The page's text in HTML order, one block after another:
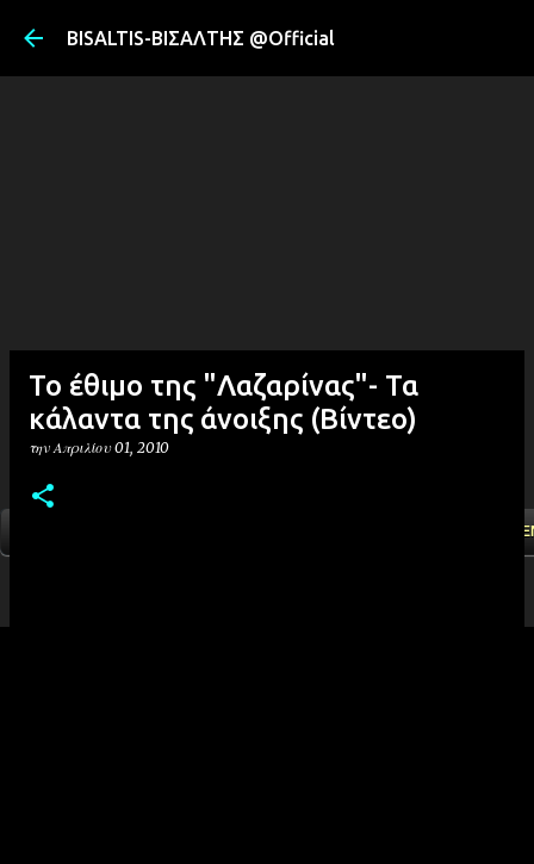
BISALTIS-ΒΙΣΑΛΤΗΣ @Official
Το έθιμο της "Λαζαρίνας"- Τα
κάλαντα της άνοιξης (Βίντεο)
τηνΑπριλίου 01, 2010